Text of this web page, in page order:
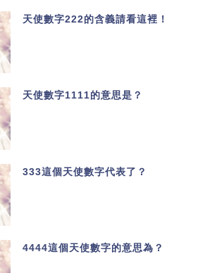
天使數字222的含義請看這裡！
天使數字1111的意思是？
333這個天使數字代表了？
4444這個天使數字的意思為？